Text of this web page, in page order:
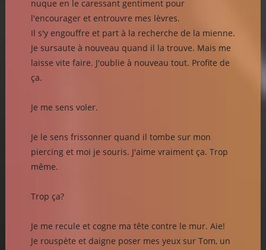
nuque en le caressant gentiment pour
l'encourager et entrouvre mes lèvres.
Il s'y engouffre et part à la recherche de la mienne.
Je sursaute à nouveau quand il la trouve. Mais me
laisse vite faire. J'oublie à nouveau tout. Profite de
ça.
Je me sens voler.
Je le sens frissonner quand il tombe sur mon
piercing et moi je souris. J'aime vraiment ça. Trop
même.
Trop ça?
Je me recule et cogne ma tête contre le mur. Aie!
Je rouspète et daigne poser mes yeux sur Tom, un